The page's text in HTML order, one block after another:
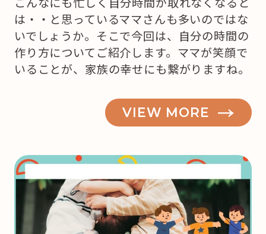
は・・と思っているママさんも多いのではな
いでしょうか。そこで今回は、自分の時間の
作り方についてご紹介します。ママが笑顔で
いることが、家族の幸せにも繋がりますね。
VIEW MORE